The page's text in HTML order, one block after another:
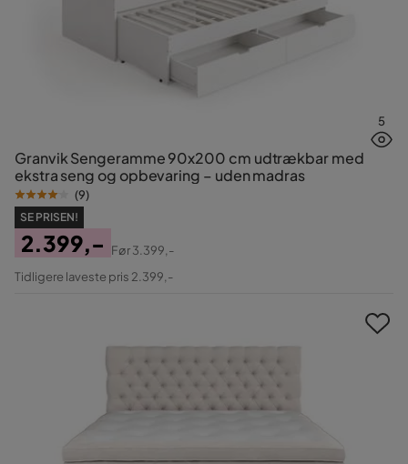
5
Granvik Sengeramme 90x200 cm udtrækbar med
ekstra seng og opbevaring – uden madras
(9)
SE PRISEN!
Pris
2.399,-
Original
Før3.399,-
Tidligere laveste pris 2.399,-